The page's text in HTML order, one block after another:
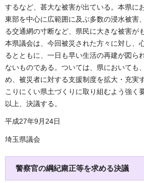
するなど、甚大な被害が出ている。本県に
東部を中心に広範囲に及ぶ多数の浸水被害
る交通網の寸断など、県民に大きな被害が
本県議会は、今回被災された方々に対し、
るとともに、一日も早い生活の再建が図ら
ないものである。ついては、県においても
め、被災者に対する支援制度を拡大・充実
こりにくい県土づくりに取り組むよう強く
以上、決議する。
平成27年9月24日
埼玉県議会
警察官の綱紀粛正等を求める決議